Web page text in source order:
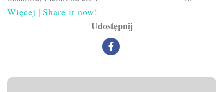
Więcej | Share it now!
Udostępnij